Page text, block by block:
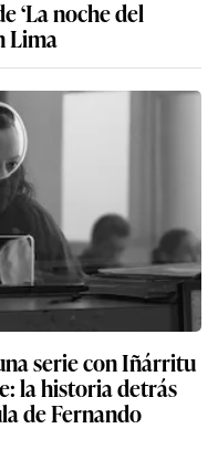
‘La noche del
Lima
serie con Iñárritu
la historia detrás
de Fernando